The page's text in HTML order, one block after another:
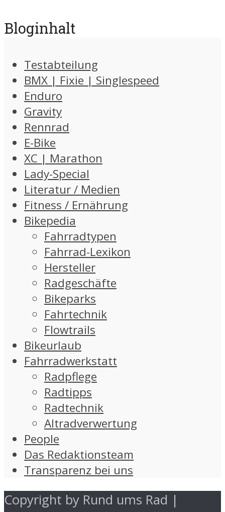
Bloginhalt
Testabteilung
BMX | Fixie | Singlespeed
Enduro
Gravity
Rennrad
E-Bike
XC | Marathon
Lady-Special
Literatur / Medien
Fitness / Ernährung
Bikepedia
Fahrradtypen
Fahrrad-Lexikon
Hersteller
Radgeschäfte
Bikeparks
Fahrtechnik
Flowtrails
Bikeurlaub
Fahrradwerkstatt
Radpflege
Radtipps
Radtechnik
Altradverwertung
People
Das Redaktionsteam
Transparenz bei uns
Copyright by Rund ums Rad |